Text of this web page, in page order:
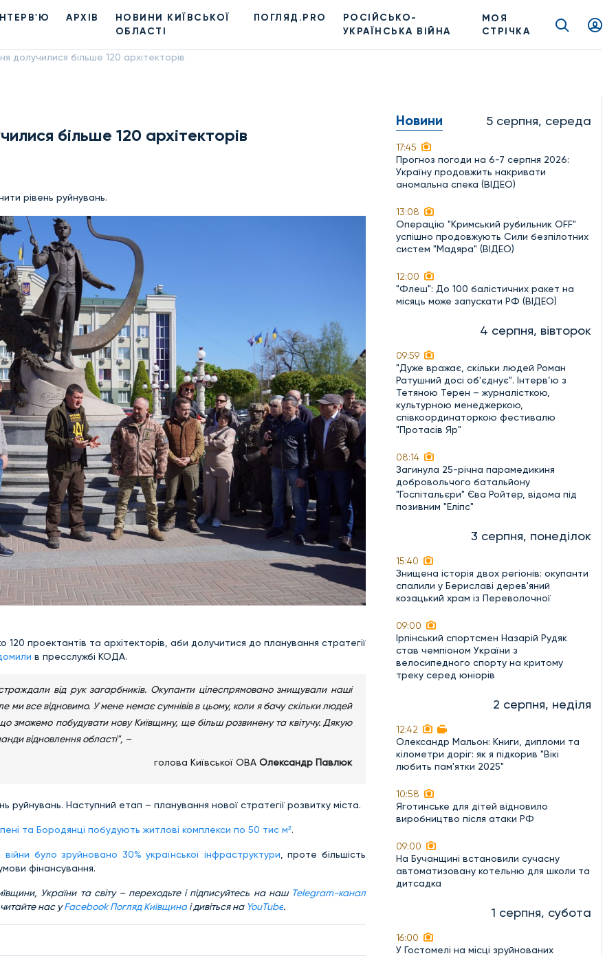
АРХІВ
НОВИНИ КИЇВСЬКОЇ
ОБЛАСТІ
ПОГЛЯД.PRO
РОСІЙСЬКО-
УКРАЇНСЬКА ВІЙНА
МОЯ
СТРІЧКА
долучилися більше 120 архітекторів
більше 120 архітекторів
рівень руйнувань.
120 проектантів та архітекторів, аби долучитися до планування стратегії
в пресслужбі КОДА.
від рук загарбників. Окупанти цілеспрямовано знищували наші
ми все відновимо. У мене немає сумнівів в цьому, коли я бачу скільки людей
зможемо побудувати нову Київщину, ще більш розвинену та квітучу. Дякую
відновлення області", –
голова Київської ОВА Олександр Павлюк
руйнувань. Наступний етап – планування нової стратегії розвитку міста.
та Бородянці побудують житлові комплекси по 50 тис м².
було зруйновано 30% української інфраструктури, проте більшість
фінансування.
України та світу – переходьте і підписуйтесь на наш Telegram-канал
нас уFacebook Погляд Київщина і дивіться на YouTube.
Новини 5 серпня, середа
17:45
Прогноз погоди на 6-7 серпня 2026:
Україну продовжить накривати
аномальна спека (ВІДЕО)
13:08
Операцію "Кримський рубильник OFF"
успішно продовжують Сили безпілотних
систем "Мадяра" (ВІДЕО)
12:00
"Флеш": До 100 балістичних ракет на
місяць може запускати РФ (ВІДЕО)
4 серпня, вівторок
09:59
"Дуже вражає, скільки людей Роман
Ратушний досі об'єднує". Інтерв’ю з
Тетяною Терен – журналісткою,
культурною менеджеркою,
співкоординаторкою фестивалю
"Протасів Яр"
08:14
Загинула 25-річна парамедикиня
добровольчого батальйону
"Госпітальєри" Єва Ройтер, відома під
позивним "Еліпс"
3 серпня, понеділок
15:40
Знищена історія двох регіонів: окупанти
спалили у Бериславі дерев'яний
козацький храм із Переволочної
09:00
Ірпінський спортсмен Назарій Рудяк
став чемпіоном України з
велосипедного спорту на критому
треку серед юніорів
2 серпня, неділя
12:42
Олександр Мальон: Книги, дипломи та
кілометри доріг: як я підкорив "Вікі
любить пам'ятки 2025"
10:58
Яготинське для дітей відновило
виробництво після атаки РФ
09:00
На Бучанщині встановили сучасну
автоматизовану котельню для школи та
дитсадка
1 серпня, субота
16:00
У Гостомелі на місці зруйнованих